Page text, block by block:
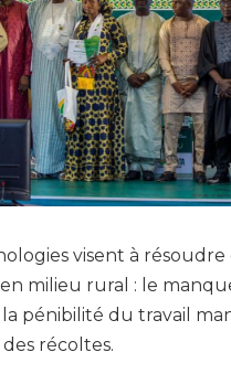
visent à
milieu rural : le
pénibilité du travail
récoltes.